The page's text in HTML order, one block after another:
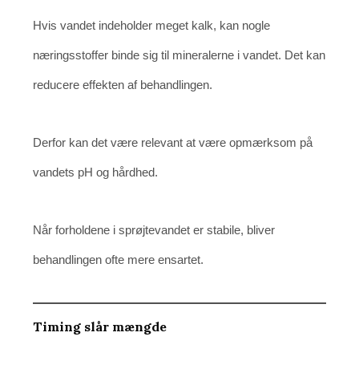
Hvis vandet indeholder meget kalk, kan nogle
næringsstoffer binde sig til mineralerne i vandet. Det kan
reducere effekten af behandlingen.
Derfor kan det være relevant at være opmærksom på
vandets pH og hårdhed.
Når forholdene i sprøjtevandet er stabile, bliver
behandlingen ofte mere ensartet.
Timing slår mængde